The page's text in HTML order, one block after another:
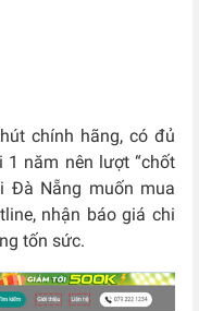
chính hãng, có đủ
1 năm nên lượt “chốt
Đà Nẵng muốn mua
nhận báo giá chi
tốn sức.